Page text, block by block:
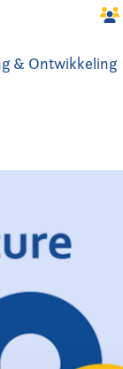
& Ontwikkeling